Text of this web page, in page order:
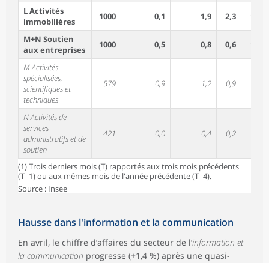
L Activités
immobilières
1000 0,1 1,9 2,3
M+N Soutien
aux entreprises
1000 0,5 0,8 0,6
M Activités
spécialisées,
scientifiques et
techniques
579 0,9 1,2 0,9
N Activités de
services
administratifs et de
soutien
421 0,0 0,4 0,2
(1) Trois derniers mois (T) rapportés aux trois mois précédents
(T–1) ou aux mêmes mois de l'année précédente (T–4).
Source : Insee
Hausse dans l'information et la communication
En avril, le chiffre d’affaires du secteur de l’information et
la communication progresse (+1,4 %) après une quasi-